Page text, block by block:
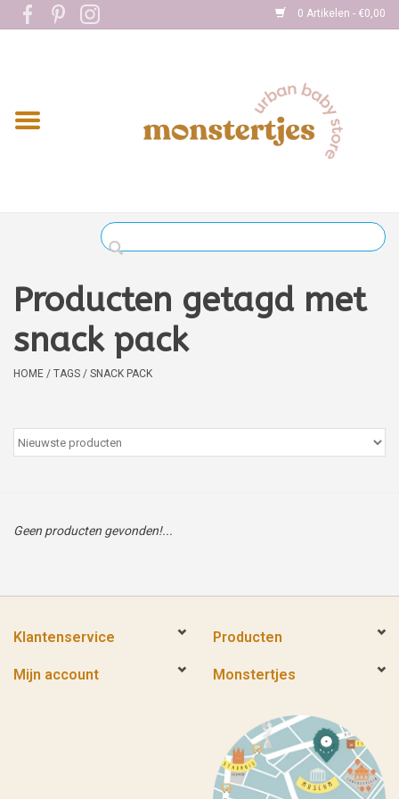
0 Artikelen - €0,00
Home
Kleding
Boekjes
kaartjes
Sales
Merken
Producten getagd met
snack pack
HOME / TAGS / SNACK PACK
Geen producten gevonden!...
Klantenservice Producten
Mijn account Monstertjes